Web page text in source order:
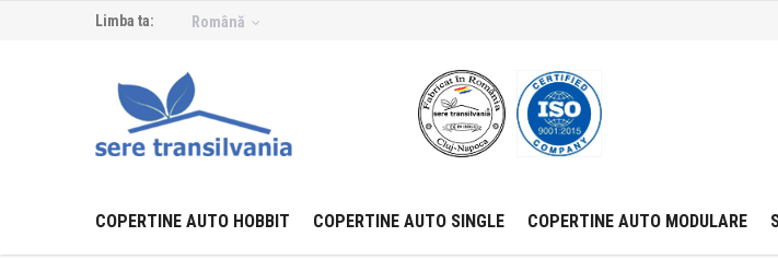
Limba ta: Română
COPERTINE AUTO HOBBIT COPERTINE AUTO SINGLE COPERTINE AUTO MODULARE